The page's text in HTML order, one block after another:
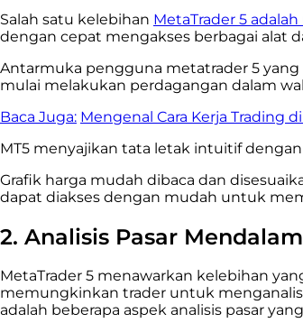
Salah satu kelebihan MetaTrader 5
dengan cepat mengakses berbagai alat
Antarmuka pengguna metatrader 5
mulai melakukan perdagangan dalam
Baca Juga: Mengenal Cara Kerja Trading
MT5 menyajikan tata letak intuitif
Grafik harga mudah dibaca dan
dapat diakses dengan mudah untuk
2. Analisis Pasar Mendalam
MetaTrader 5 menawarkan kelebihan
memungkinkan trader untuk
adalah beberapa aspek analisis pasar